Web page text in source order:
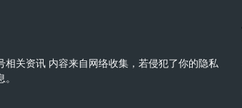
关资讯 内容来自网络收集，若侵犯了你的隐私